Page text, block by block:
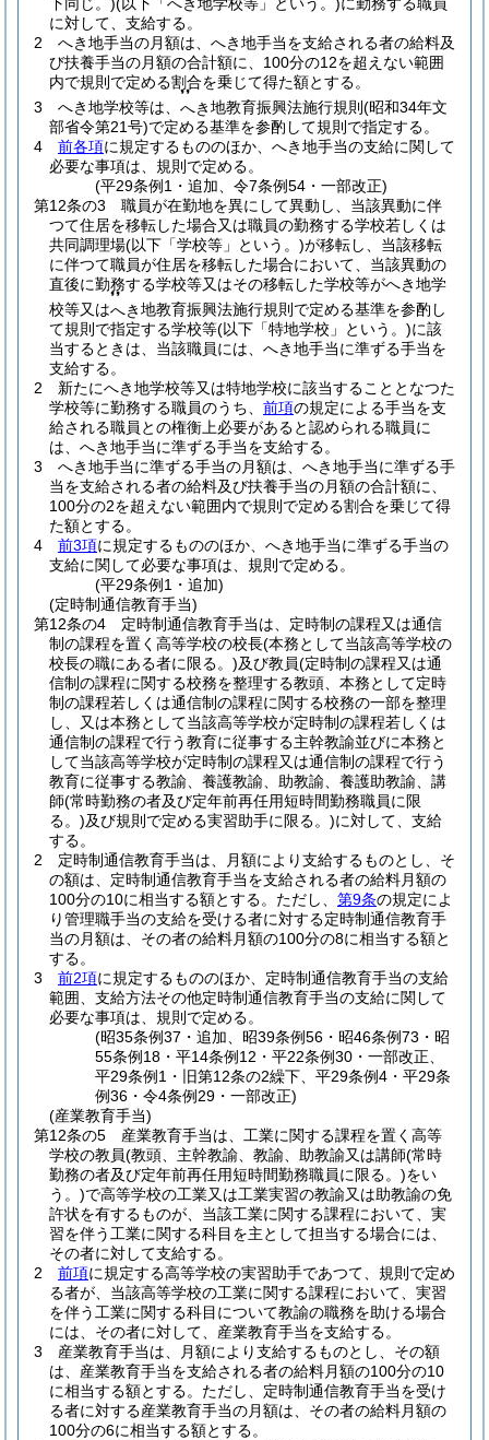
に対して、支給する。
2
へき地手当の月額は、へき地手当を支給される者の給料及
び扶養手当の月額の合計額に、100分の12を超えない範囲
内で規則で定める割合を乗じて得た額とする。
3
へき地学校等は、 へき
❜❜
地教育振興法施行規則 (昭和34年文
部省令第21号)で定める基準を参酌して規則で指定する。
4
前各項に規定するもののほか、へき地手当の支給に関して
必要な事項は、規則で定める。
(平29条例1・追加、令7条例54・一部改正)
第12条の3
職員が在勤地を異にして異動し、当該異動に伴
つて住居を移転した場合又は職員の勤務する学校若しくは
共同調理場(以下「学校等」という。)が移転し、当該移転
に伴つて職員が住居を移転した場合において、当該異動の
直後に勤務する学校等又はその移転した学校等がへき地学
校等又はへき
❜❜
地教育振興法施行規則で定める基準を参酌し
て規則で指定する学校等(以下「特地学校」という。)に該
当するときは、当該職員には、へき地手当に準ずる手当を
支給する。
2
新たにへき地学校等又は特地学校に該当することとなつた
学校等に勤務する職員のうち、 前項の規定による手当を支
給される職員との権衡上必要があると認められる職員に
は、へき地手当に準ずる手当を支給する。
3
へき地手当に準ずる手当の月額は、へき地手当に準ずる手
当を支給される者の給料及び扶養手当の月額の合計額に、
100分の2を超えない範囲内で規則で定める割合を乗じて得
た額とする。
4
前3項に規定するもののほか、へき地手当に準ずる手当の
支給に関して必要な事項は、規則で定める。
(平29条例1・追加)
(定時制通信教育手当)
第12条の4
定時制通信教育手当は、定時制の課程又は通信
制の課程を置く高等学校の校長(本務として当該高等学校の
校長の職にある者に限る。)及び教員(定時制の課程又は通
信制の課程に関する校務を整理する教頭、本務として定時
制の課程若しくは通信制の課程に関する校務の一部を整理
し、又は本務として当該高等学校が定時制の課程若しくは
通信制の課程で行う教育に従事する主幹教諭並びに本務と
して当該高等学校が定時制の課程又は通信制の課程で行う
教育に従事する教諭、養護教諭、助教諭、養護助教諭、講
師(常時勤務の者及び定年前再任用短時間勤務職員に限
る。)及び規則で定める実習助手に限る。)に対して、支給
する。
2
定時制通信教育手当は、月額により支給するものとし、そ
の額は、定時制通信教育手当を支給される者の給料月額の
100分の10に相当する額とする。 ただし、 第9条の規定によ
り管理職手当の支給を受ける者に対する定時制通信教育手
当の月額は、その者の給料月額の100分の8に相当する額と
する。
3
前2項に規定するもののほか、定時制通信教育手当の支給
範囲、支給方法その他定時制通信教育手当の支給に関して
必要な事項は、規則で定める。
(昭35条例37・追加、昭39条例56・昭46条例73・昭
55条例18・平14条例12・平22条例30・一部改正、
平29条例1・旧第12条の2繰下、平29条例4・平29条
例36・令4条例29・一部改正)
(産業教育手当)
第12条の5
産業教育手当は、工業に関する課程を置く高等
学校の教員(教頭、主幹教諭、教諭、助教諭又は講師(常時
勤務の者及び定年前再任用短時間勤務職員に限る。)をい
う。)で高等学校の工業又は工業実習の教諭又は助教諭の免
許状を有するものが、当該工業に関する課程において、実
習を伴う工業に関する科目を主として担当する場合には、
その者に対して支給する。
2
前項に規定する高等学校の実習助手であつて、規則で定め
る者が、当該高等学校の工業に関する課程において、実習
を伴う工業に関する科目について教諭の職務を助ける場合
には、その者に対して、産業教育手当を支給する。
3
産業教育手当は、月額により支給するものとし、その額
は、産業教育手当を支給される者の給料月額の100分の10
に相当する額とする。 ただし、定時制通信教育手当を受け
る者に対する産業教育手当の月額は、その者の給料月額の
100分の6に相当する額とする。